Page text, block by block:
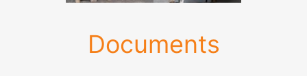
Documents